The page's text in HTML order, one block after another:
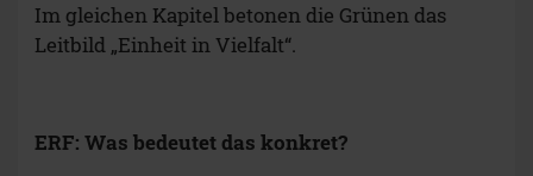
Im gleichen Kapitel betonen die Grünen das
Leitbild „Einheit in Vielfalt“.
ERF: Was bedeutet das konkret?